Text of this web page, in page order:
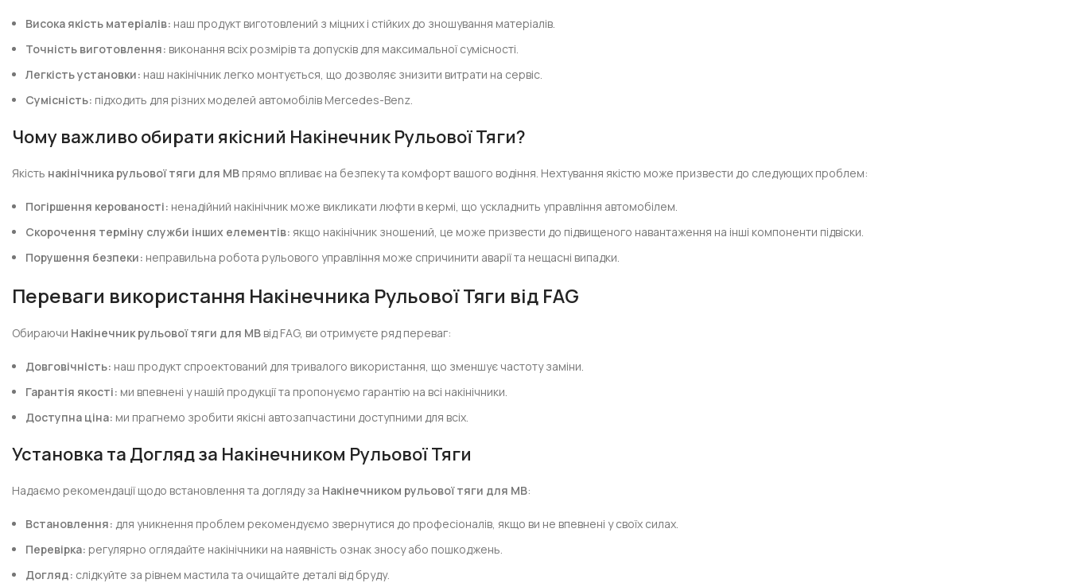
Висока якість матеріалів: наш продукт виготовлений з міцних і стійких до зношування матеріалів.
Точність виготовлення: виконання всіх розмірів та допусків для максимальної сумісності.
Легкість установки: наш накінічник легко монтується, що дозволяє знизити витрати на сервіс.
Сумісність: підходить для різних моделей автомобілів Mercedes-Benz.
Чому важливо обирати якісний Накінечник Рульової Тяги?
Якість накінічника рульової тяги для MB прямо впливає на безпеку та комфорт вашого водіння. Нехтування якістю може призвести до следующих проблем:
Погіршення керованості: ненадійний накінічник може викликати люфти в кермі, що ускладнить управління автомобілем.
Скорочення терміну служби інших елементів: якщо накінічник зношений, це може призвести до підвищеного навантаження на інші компоненти підвіски.
Порушення безпеки: неправильна робота рульового управління може спричинити аварії та нещасні випадки.
Переваги використання Накінечника Рульової Тяги від FAG
Обираючи Накінечник рульової тяги для MB від FAG, ви отримуєте ряд переваг:
Довговічність: наш продукт спроектований для тривалого використання, що зменшує частоту заміни.
Гарантія якості: ми впевнені у нашій продукції та пропонуємо гарантію на всі накінічники.
Доступна ціна: ми прагнемо зробити якісні автозапчастини доступними для всіх.
Установка та Догляд за Накінечником Рульової Тяги
Надаємо рекомендації щодо встановлення та догляду за Накінечником рульової тяги для MB:
Встановлення: для уникнення проблем рекомендуємо звернутися до професіоналів, якщо ви не впевнені у своїх силах.
Перевірка: регулярно оглядайте накінічники на наявність ознак зносу або пошкоджень.
Догляд: слідкуйте за рівнем мастила та очищайте деталі від бруду.